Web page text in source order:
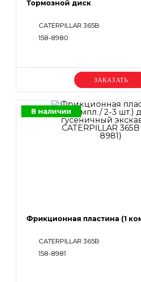
Тормозной диск
CATERPILLAR 365B
158-8980
Уточняйте цену
В наличии
Фрикционная пластина (1
CATERPILLAR 365B
158-8981